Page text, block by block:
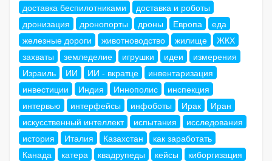
доставка беспилотниками
доставка и роботы
дронизация
дронопорты дроны Европа
еда
железные дороги
животноводство жилище
ЖКХ
захваты
земледелие игрушки идеи
измерения
Израиль
ИИ ИИ - вкратце
инвентаризация
инвестиции
Индия Иннополис
инспекция
интервью
интерфейсы инфоботы Ирак
Иран
искусственный интеллект
испытания
исследования
история
Италия Казахстан
как заработать
Канада
катера квадрупеды кейсы
киборгизация